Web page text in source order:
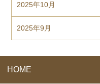
2025年10月
2025年9月
HOME